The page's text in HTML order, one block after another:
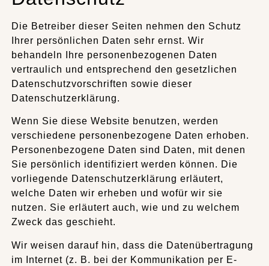
Die Betreiber dieser Seiten nehmen den Schutz
Ihrer persönlichen Daten sehr ernst. Wir
behandeln Ihre personenbezogenen Daten
vertraulich und entsprechend den gesetzlichen
Datenschutzvorschriften sowie dieser
Datenschutzerklärung.
Wenn Sie diese Website benutzen, werden
verschiedene personenbezogene Daten erhoben.
Personenbezogene Daten sind Daten, mit denen
Sie persönlich identifiziert werden können. Die
vorliegende Datenschutzerklärung erläutert,
welche Daten wir erheben und wofür wir sie
nutzen. Sie erläutert auch, wie und zu welchem
Zweck das geschieht.
Wir weisen darauf hin, dass die Datenübertragung
im Internet (z. B. bei der Kommunikation per E-